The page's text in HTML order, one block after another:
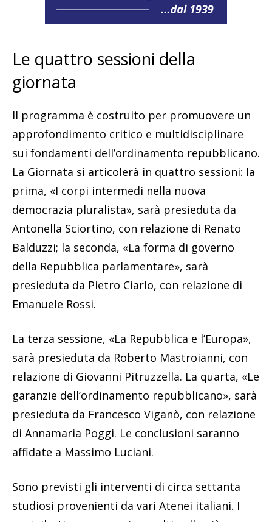
Le quattro sessioni della
giornata
Il programma è costruito per promuovere un
approfondimento critico e multidisciplinare
sui fondamenti dell’ordinamento repubblicano.
La Giornata si articolerà in quattro sessioni: la
prima, «I corpi intermedi nella nuova
democrazia pluralista», sarà presieduta da
Antonella Sciortino, con relazione di Renato
Balduzzi; la seconda, «La forma di governo
della Repubblica parlamentare», sarà
presieduta da Pietro Ciarlo, con relazione di
Emanuele Rossi.
La terza sessione, «La Repubblica e l’Europa»,
sarà presieduta da Roberto Mastroianni, con
relazione di Giovanni Pitruzzella. La quarta, «Le
garanzie dell’ordinamento repubblicano», sarà
presieduta da Francesco Viganò, con relazione
di Annamaria Poggi. Le conclusioni saranno
affidate a Massimo Luciani.
Sono previsti gli interventi di circa settanta
studiosi provenienti da vari Atenei italiani. I